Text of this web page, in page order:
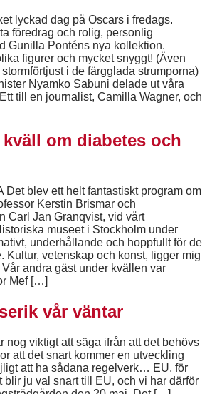
lyckad dag på Oscars i fredags.
föredrag och rolig, personlig
Gunilla Ponténs nya kollektion.
figurer och mycket snyggt! (Även
i de färgglada strumporna)
Nyamko Sabuni delade ut våra
till en journalist, Camilla Wagner, och
om diabetes och
Det blev ett helt fantastiskt program om
Kerstin Brismar och
Carl Jan Granqvist, vid vårt
museet i Stockholm under
underhållande och hoppfullt för de
Kultur, vetenskap och konst, ligger mig
andra gäst under kvällen var
Mef […]
vår väntar
nog viktigt att säga ifrån att det behövs
att det snart kommer en utveckling
att ha sådana regelverk… EU, för
blir ju val snart till EU, och vi har därför